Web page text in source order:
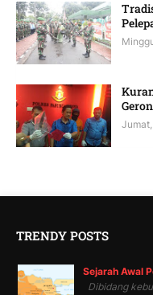
TRENDY POSTS
Sejarah Awal
Dibidang